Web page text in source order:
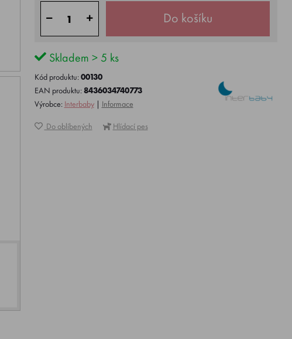
Do košíku
Skladem > 5 ks
Kód produktu:00130
EAN produktu:8436034740773
Výrobce: Interbaby| Informace
Do oblíbených Hlídací pes